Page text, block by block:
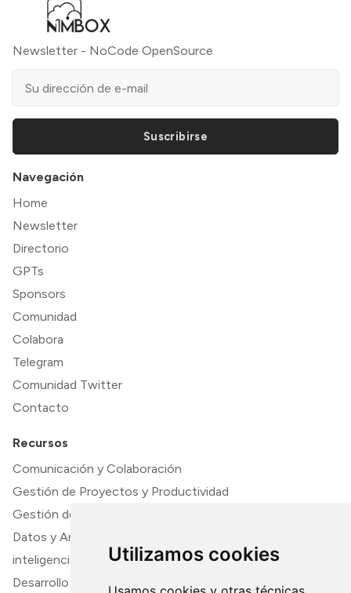
Utilizamos cookies
Newsletter - NoCode OpenSource
Suscribirse
Navegación
Home
Newsletter
Directorio
GPTs
Sponsors
Comunidad
Colabora
Telegram
Comunidad Twitter
Contacto
Recursos
Comunicación y Colaboración
Gestión de Proyectos y Productividad
Gestión de Contenido y Documentación
Datos y Análisis
inteligencia artifical
Desarrollo y TI